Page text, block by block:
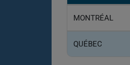
MONTRÉAL
QUÉBEC